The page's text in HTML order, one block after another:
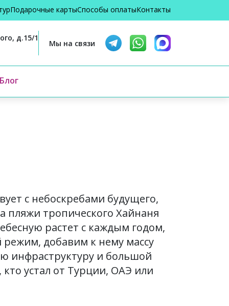
Подарочные картыСпособы оплатыКонтакты
д.15/1
Мы на связи
Блог
с небоскребами будущего,
тропического Хайнаня
растет с каждым годом,
режим, добавим к нему массу
инфраструктуру и большой
устал от Турции, ОАЭ или